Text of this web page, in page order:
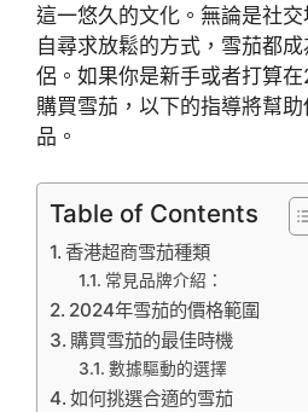
這一悠久的文化。無論是社
自尋求放鬆的方式，雪茄都
侶。如果你是新手或者打算
購買雪茄，以下的指導將幫
品。
Table of Contents
香港超商雪茄種類
常見品牌介紹：
2024年雪茄的價格範圍
購買雪茄的最佳時機
數據驅動的選擇
如何挑選合適的雪茄